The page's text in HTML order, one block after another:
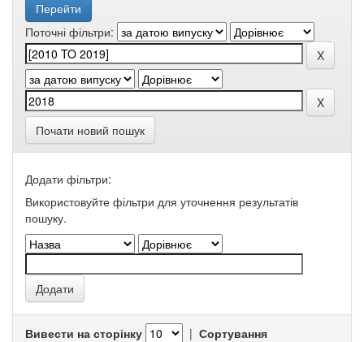
Поточні фільтри:
Почати новий пошук
Додати фільтри:
Використовуйте фільтри для уточнення результатів
пошуку.
Вивести на сторінку | Сортування